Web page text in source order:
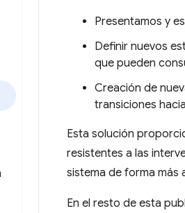
Presentamos y
Definir nuevos
que pueden
Creación de
transiciones
Esta solución
resistentes a las
sistema de forma más
En el resto de esta